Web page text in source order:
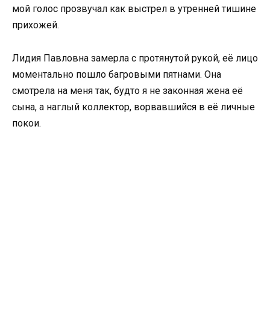
мой голос прозвучал как выстрел в утренней тишине
прихожей.
Лидия Павловна замерла с протянутой рукой, её лицо
моментально пошло багровыми пятнами. Она
смотрела на меня так, будто я не законная жена её
сына, а наглый коллектор, ворвавшийся в её личные
покои.